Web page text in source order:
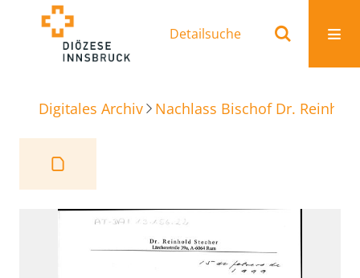
Detailsuche
Digitales Archiv Nachlass Bischof Dr.